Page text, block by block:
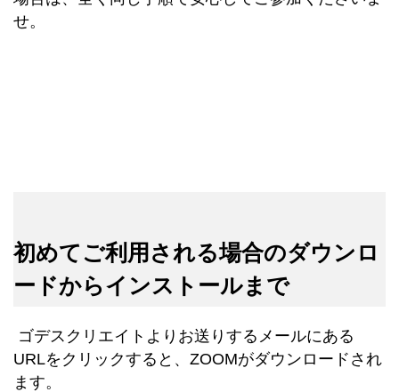
せ。
初めてご利用される場合のダウンロ
ードからインストールまで
ゴデスクリエイトよりお送りするメールにある
URLをクリックすると、ZOOMがダウンロードされ
ます。